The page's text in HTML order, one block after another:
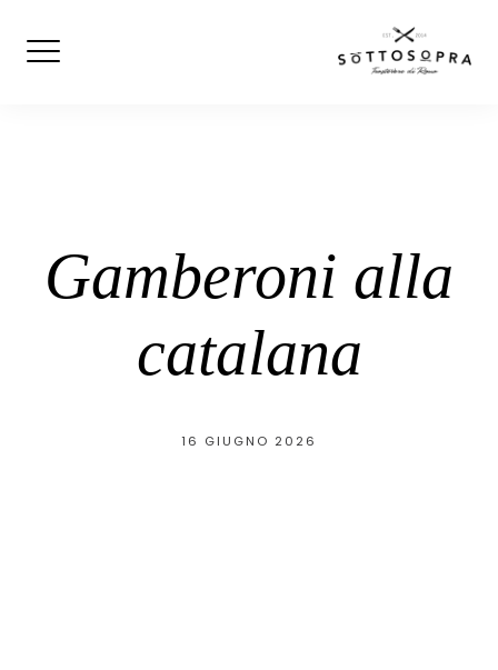
Gamberoni alla
catalana
16 GIUGNO 2026